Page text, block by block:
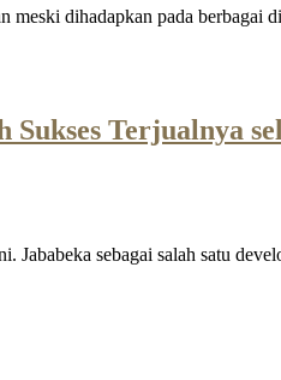
dihadapkan pada berbagai
Sukses Terjualnya
sebagai salah satu